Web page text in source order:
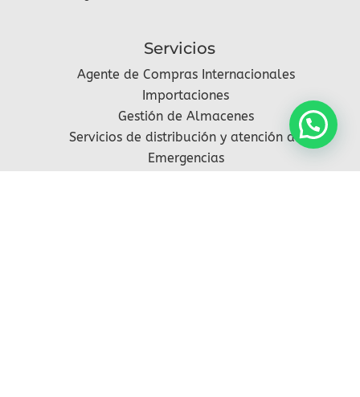
Servicios
Agente de Compras Internacionales
Importaciones
Gestión de Almacenes
Servicios de distribución y atención de
Emergencias